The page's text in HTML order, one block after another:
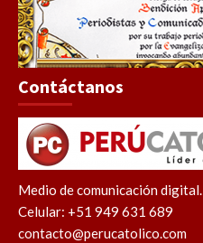
Contáctanos
Medio de comunicación digital.
Celular: +51 949 631 689
contacto@perucatolico.com